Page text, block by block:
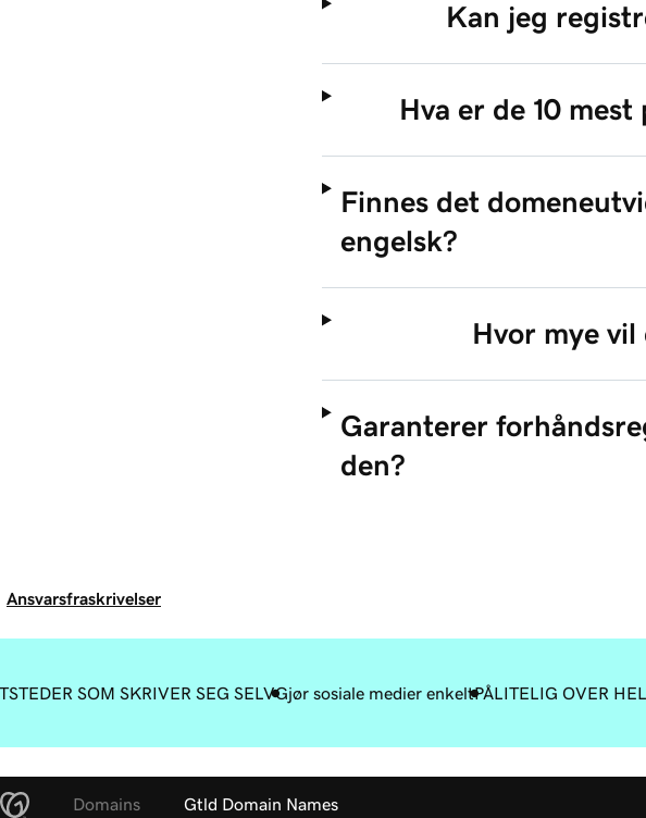
Kan jeg
Hva er de 10
Finnes det
engelsk?
Hvor mye vil
Garanterer
den?
Ansvarsfraskrivelser
SOM SKRIVER SEG SELVGjør sosiale medier enkeltPÅLITELIG OVER
Domains Gtld Domain Names